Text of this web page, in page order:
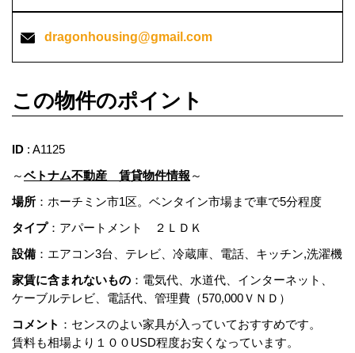
dragonhousing@gmail.com
この物件のポイント
ID : A1125
～ベトナム不動産 賃貸物件情報 ～
場所 ：ホーチミン市1区。ベンタイン市場まで車で5分程度
タイプ：アパートメント ２ＬＤＫ
設備：エアコン3台、テレビ、冷蔵庫、電話、キッチン,洗濯機
家賃に含まれないもの ：電気代、水道代、インターネット、
ケーブルテレビ、電話代、管理費（570,000ＶＮＤ）
コメント ：センスのよい家具が入っていておすすめです。
賃料も相場より１００USD程度お安くなっています。